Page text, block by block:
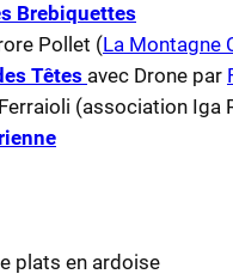
Brebiquettes
Pollet (La Montagne
Têtes avec Drone par
(association Iga
plats en ardoise